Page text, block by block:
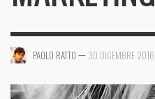
PAOLO RATTO — 30 DICEMBRE 2016